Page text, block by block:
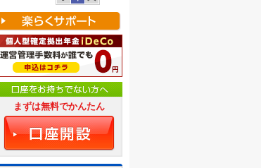
まずは無料でかんたん